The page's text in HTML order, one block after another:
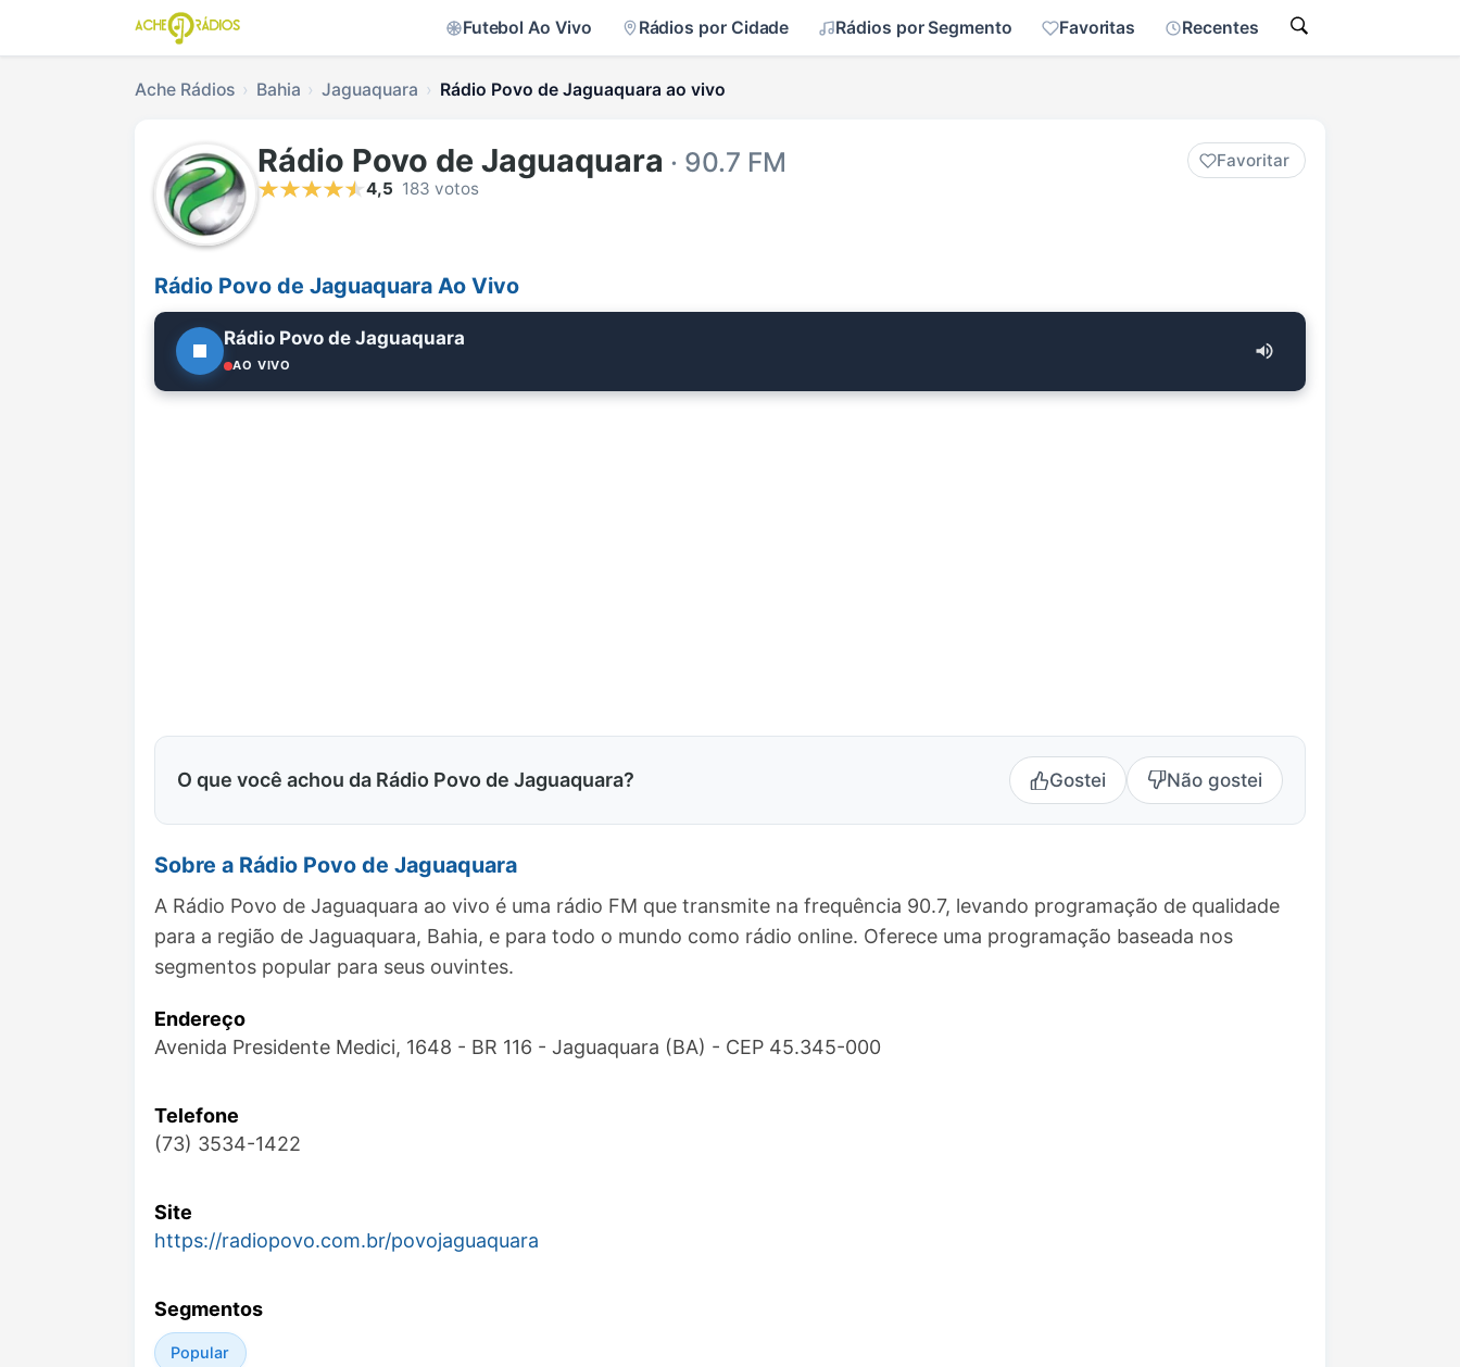
Futebol Ao Vivo Rádios por Cidade Rádios por Segmento Favoritas Recentes
Ache Rádios Bahia Jaguaquara Rádio Povo de Jaguaquara ao vivo
Rádio Povo de Jaguaquara · 90.7 FM
Favoritar
4,5 183 votos
Rádio Povo de Jaguaquara Ao Vivo
Rádio Povo de Jaguaquara
AO VIVO
O que você achou da Rádio Povo de Jaguaquara? Gostei Não gostei
Sobre a Rádio Povo de Jaguaquara
A Rádio Povo de Jaguaquara ao vivo é uma rádio FM que transmite na frequência 90.7, levando programação de qualidade
para a região de Jaguaquara, Bahia, e para todo o mundo como rádio online. Oferece uma programação baseada nos
segmentos popular para seus ouvintes.
Endereço
Avenida Presidente Medici, 1648 - BR 116 - Jaguaquara (BA) - CEP 45.345-000
Telefone
(73) 3534-1422
Site
https://radiopovo.com.br/povojaguaquara
Segmentos
Popular